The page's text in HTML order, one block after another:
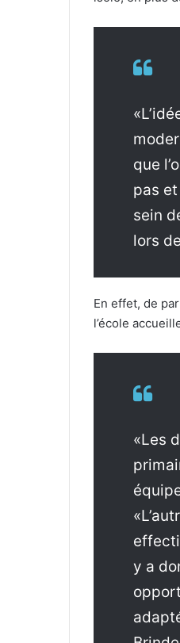
que
pas
sein
lors
En effet, de
l’école
«Les
y a